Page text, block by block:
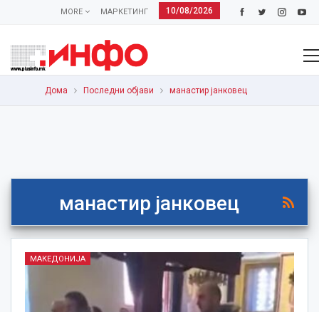
10/08/2026
МАРКЕТИНГ
MORE
Дома Последни објави манастир јанковец
манастир јанковец
МАКЕДОНИЈА